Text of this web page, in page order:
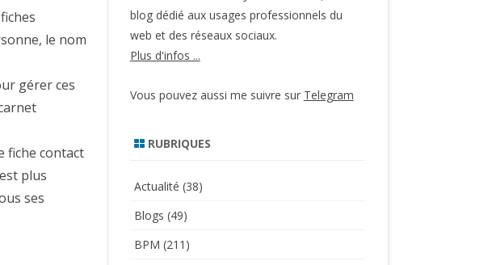
le nom
gérer ces
fiche contact
plus
ses
blog dédié aux usages professionnels du
web et des réseaux sociaux.
Plus d'infos ...
Vous pouvez aussi me suivre sur Telegram
RUBRIQUES
Actualité (38)
Blogs (49)
BPM (211)